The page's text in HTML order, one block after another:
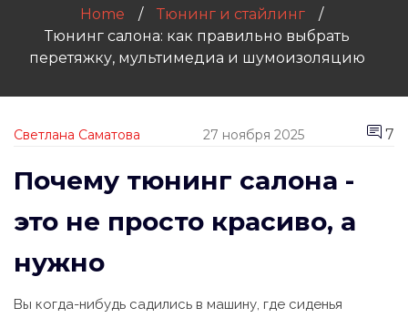
Home
Тюнинг и стайлинг
Тюнинг салона: как правильно выбрать
перетяжку, мультимедиа и шумоизоляцию
Светлана Саматова 27 ноября 2025 7
Почему тюнинг салона -
это не просто красиво, а
нужно
Вы когда-нибудь садились в машину, где сиденья